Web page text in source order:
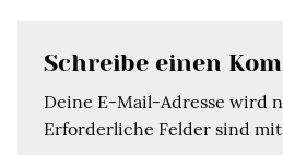
Schreibe einen
Deine E-Mail-Adresse wird
Erforderliche Felder sind mit